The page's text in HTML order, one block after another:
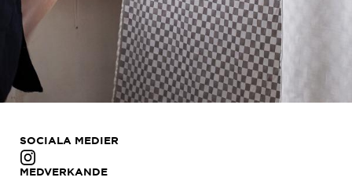
SOCIALA MEDIER
MEDVERKANDE